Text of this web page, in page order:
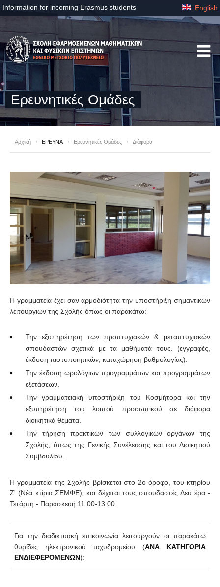
Information for incoming Erasmus students English
Ερευνητικές Ομάδες
Αρχική / ΕΡΕΥΝΑ / Ερευνητικές Ομάδες / Διάφορα
Η γραμματεία έχει σαν αρμοδιότητα την υποστήριξη σημαντικών
λειτουργιών της Σχολής όπως οι παρακάτω:
Την εξυπηρέτηση των προπτυχιακών & μεταπτυχιακών
σπουδαστών σχετικά με τα μαθήματά τους. (εγγραφές,
έκδοση πιστοποιητικών, καταχώρηση βαθμολογίας).
Την έκδοση ωρολόγιων προγραμμάτων και προγραμμάτων
εξετάσεων.
Την γραμματειακή υποστήριξη του Κοσμήτορα και την
εξυπηρέτηση του λοιπού προσωπικού σε διάφορα
διοικητικά θέματα.
Την τήρηση πρακτικών των συλλογικών οργάνων της
Σχολής, όπως της Γενικής Συνέλευσης και του Διοικητιού
Συμβουλίου.
Η γραμματεία της Σχολής βρίσκεται στο 2ο όροφο, του κτηρίου
Z' (Νέα κτίρια ΣΕΜΦΕ), και δέχεται τους σπουδαστές Δευτέρα -
Τετάρτη - Παρασκευή 11:00-13:00.
Για την διαδικτυακή επικοινωνία λειτουργούν οι παρακάτω
θυρίδες ηλεκτρονικού ταχυδρομείου (ΑΝΑ ΚΑΤΗΓΟΡΙΑ
ΕΝΔΙΕΦΕΡΟΜΕΝΩΝ):